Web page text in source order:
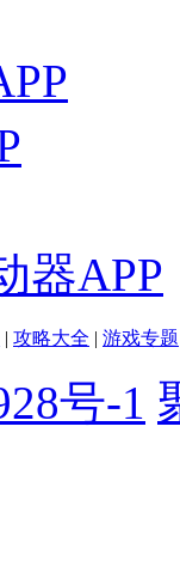
器APP
| 攻略大全 | 游戏专题
号-1